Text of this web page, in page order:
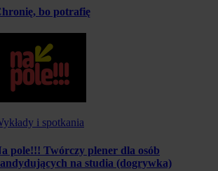
bo potrafię
i spotkania
pole!!! Twórczy plener dla osób
na studia (dogrywka)